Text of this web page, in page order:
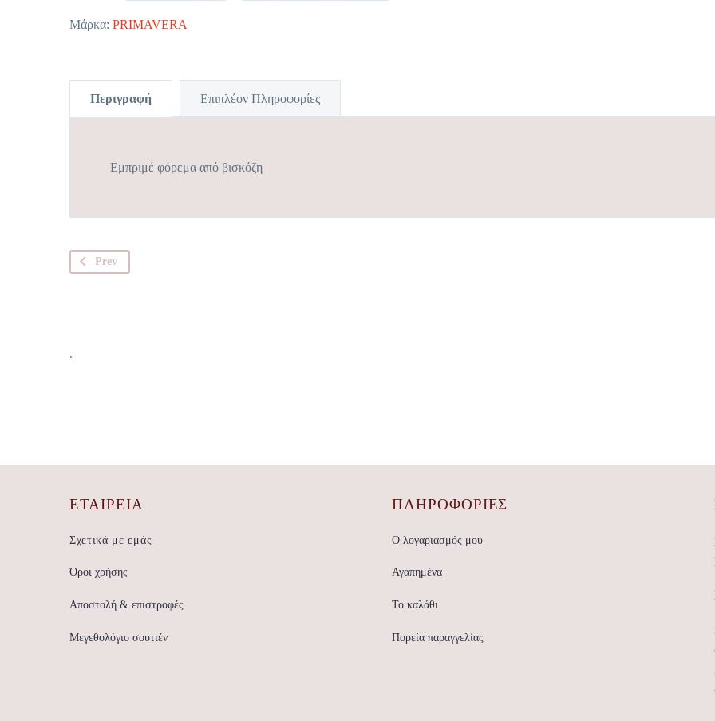
Μάρκα: PRIMAVERA
Περιγραφή Επιπλέον Πληροφορίες
Εμπριμέ φόρεμα από βισκόζη
Prev
.
ΕΤΑΙΡΕΊΑ
Σχετικά με εμάς
Όροι χρήσης
Αποστολή & επιστροφές
Μεγεθολόγιο σουτιέν
ΠΛΗΡΟΦΟΡΙΕΣ
Ο λογαριασμός μου
Αγαπημένα
Το καλάθι
Πορεία παραγγελίας